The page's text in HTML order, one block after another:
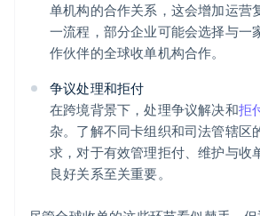
单机构的合作关系，这会增加运营
一流程，部分企业可能会选择与一
作伙伴的全球收单机构合作。
争议处理和拒付
在跨境背景下，处理争议解决和拒
杂。了解不同卡组织和司法管辖区
求，对于有效管理拒付、维护与收
良好关系至关重要。